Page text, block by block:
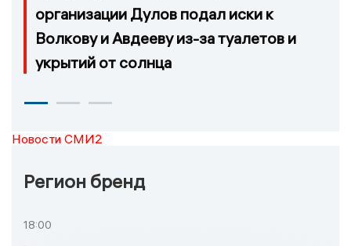
организации Дулов подал иски к
Волкову и Авдееву из-за туалетов и
укрытий от солнца
Новости СМИ2
Регион бренд
18:00